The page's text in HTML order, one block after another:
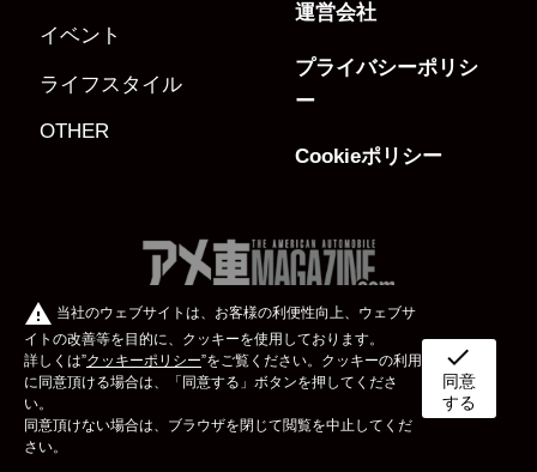
イベント
ライフスタイル
OTHER
運営会社
プライバシーポリシ
ー
Cookieポリシー
アメ車MAGAZINE.comとは、株式会社文友舎が著作権を保有する刊行
物「アメ車MAGAZINE」に掲載されている情報等を元に株式会社アカ
ネソリューションズが管理、アメリカ文化を発信するサイトとなって
おります。
クルマの魅力は元よりイベント等の情報、また販売車輛及びパーツ検
ボディタイプ メーカー カスタム&メンテナンス
warning 当社のウェブサイトは、お客様の利便性向上、ウェブサ
イトの改善等を目的に、クッキーを使用しております。
詳しくは”クッキーポリシー”をご覧ください。クッキーの利用
に同意頂ける場合は、「同意する」ボタンを押してくださ
い。
同意頂けない場合は、ブラウザを閉じて閲覧を中止してくだ
さい。
check
同意
する